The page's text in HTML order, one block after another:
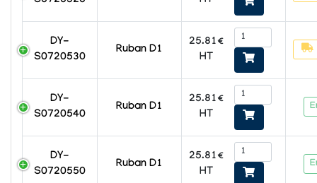
DY-
S0720530
Ruban D1
25.81€
HT
DY-
S0720540
Ruban D1
25.81€
HT
DY-
S0720550
Ruban D1
25.81€
HT